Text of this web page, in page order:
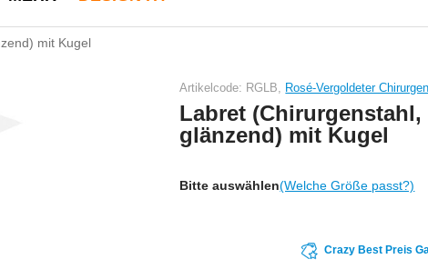
mit Kugel
Artikelcode: RGLB, Rosé-Vergoldeter
Labret
glänzend) mit Kugel
Bitte auswählen(Welche Größe passt?)
Crazy Best Preis